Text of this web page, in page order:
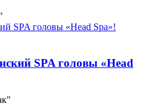
SPA головы «Head